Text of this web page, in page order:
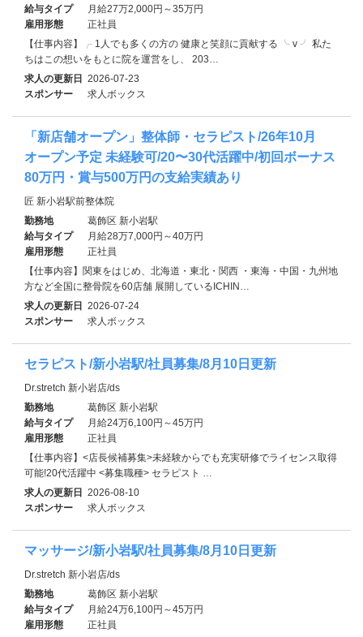
給与タイプ
月給27万2,000円～35万円
雇用形態
正社員
【仕事内容】╭ 1人でも多くの方の 健康と笑顔に貢献する ╰ v ╯ 私た
ちはこの想いをもとに院を運営をし、 203…
求人の更新日 2026-07-23
スポンサー
求人ボックス
「新店舗オープン」整体師・セラピスト/26年10月
オープン予定 未経験可/20〜30代活躍中/初回ボーナス
80万円・賞与500万円の支給実績あり
匠 新小岩駅前整体院
勤務地
葛飾区 新小岩駅
給与タイプ
月給28万7,000円～40万円
雇用形態
正社員
【仕事内容】関東をはじめ、北海道・東北・関西 ・東海・中国・九州地
方など全国に整骨院を60店舗 展開しているICHIN…
求人の更新日 2026-07-24
スポンサー
求人ボックス
セラピスト/新小岩駅/社員募集/8月10日更新
Dr.stretch 新小岩店/ds
勤務地
葛飾区 新小岩駅
給与タイプ
月給24万6,100円～45万円
雇用形態
正社員
【仕事内容】<店長候補募集>未経験からでも充実研修でライセンス取得
可能!20代活躍中 <募集職種> セラピスト …
求人の更新日 2026-08-10
スポンサー
求人ボックス
マッサージ/新小岩駅/社員募集/8月10日更新
Dr.stretch 新小岩店/ds
勤務地
葛飾区 新小岩駅
給与タイプ
月給24万6,100円～45万円
雇用形態
正社員